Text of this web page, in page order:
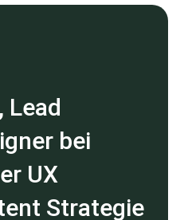
Lead
bei
UX
Strategie